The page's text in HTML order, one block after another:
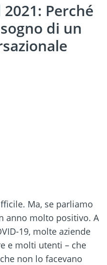
Perché
di un
Ma, se parliamo
anno molto positivo. A
19, molte aziende
e molti utenti – che
non lo facevano